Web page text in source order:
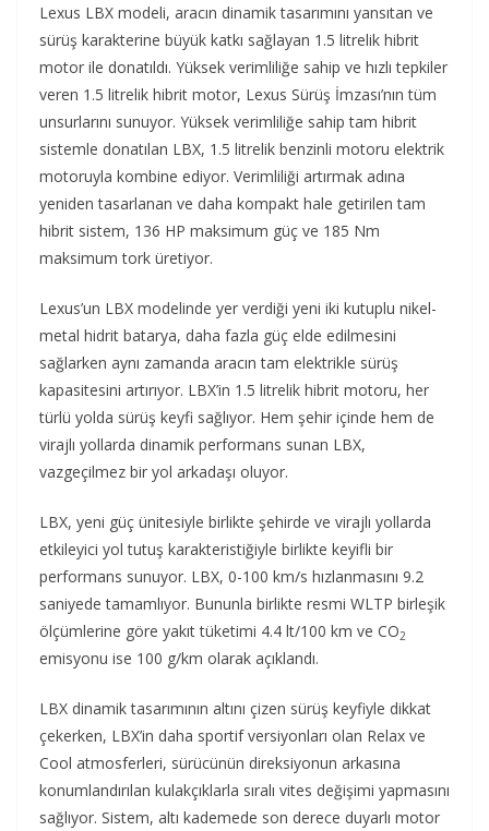
Lexus LBX modeli, aracın dinamik tasarımını yansıtan ve
sürüş karakterine büyük katkı sağlayan 1.5 litrelik hibrit
motor ile donatıldı. Yüksek verimliliğe sahip ve hızlı tepkiler
veren 1.5 litrelik hibrit motor, Lexus Sürüş İmzası’nın tüm
unsurlarını sunuyor. Yüksek verimliliğe sahip tam hibrit
sistemle donatılan LBX, 1.5 litrelik benzinli motoru elektrik
motoruyla kombine ediyor. Verimliliği artırmak adına
yeniden tasarlanan ve daha kompakt hale getirilen tam
hibrit sistem, 136 HP maksimum güç ve 185 Nm
maksimum tork üretiyor.
Lexus’un LBX modelinde yer verdiği yeni iki kutuplu nikel-
metal hidrit batarya, daha fazla güç elde edilmesini
sağlarken aynı zamanda aracın tam elektrikle sürüş
kapasitesini artırıyor. LBX’in 1.5 litrelik hibrit motoru, her
türlü yolda sürüş keyfi sağlıyor. Hem şehir içinde hem de
virajlı yollarda dinamik performans sunan LBX,
vazgeçilmez bir yol arkadaşı oluyor.
LBX, yeni güç ünitesiyle birlikte şehirde ve virajlı yollarda
etkileyici yol tutuş karakteristiğiyle birlikte keyifli bir
performans sunuyor. LBX, 0-100 km/s hızlanmasını 9.2
saniyede tamamlıyor. Bununla birlikte resmi WLTP birleşik
ölçümlerine göre yakıt tüketimi 4.4 lt/100 km ve CO2
emisyonu ise 100 g/km olarak açıklandı.
LBX dinamik tasarımının altını çizen sürüş keyfiyle dikkat
çekerken, LBX’in daha sportif versiyonları olan Relax ve
Cool atmosferleri, sürücünün direksiyonun arkasına
konumlandırılan kulakçıklarla sıralı vites değişimi yapmasını
sağlıyor. Sistem, altı kademede son derece duyarlı motor